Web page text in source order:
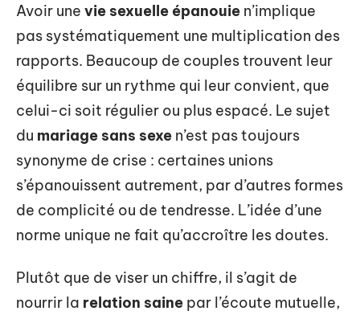
Avoir une vie sexuelle épanouie n’implique
pas systématiquement une multiplication des
rapports. Beaucoup de couples trouvent leur
équilibre sur un rythme qui leur convient, que
celui-ci soit régulier ou plus espacé. Le sujet
du mariage sans sexe n’est pas toujours
synonyme de crise : certaines unions
s’épanouissent autrement, par d’autres formes
de complicité ou de tendresse. L’idée d’une
norme unique ne fait qu’accroître les doutes.
Plutôt que de viser un chiffre, il s’agit de
nourrir la relation saine par l’écoute mutuelle,